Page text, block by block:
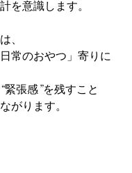
を意識します。
、
常のおやつ」寄りに
張感”を残すこと
がります。